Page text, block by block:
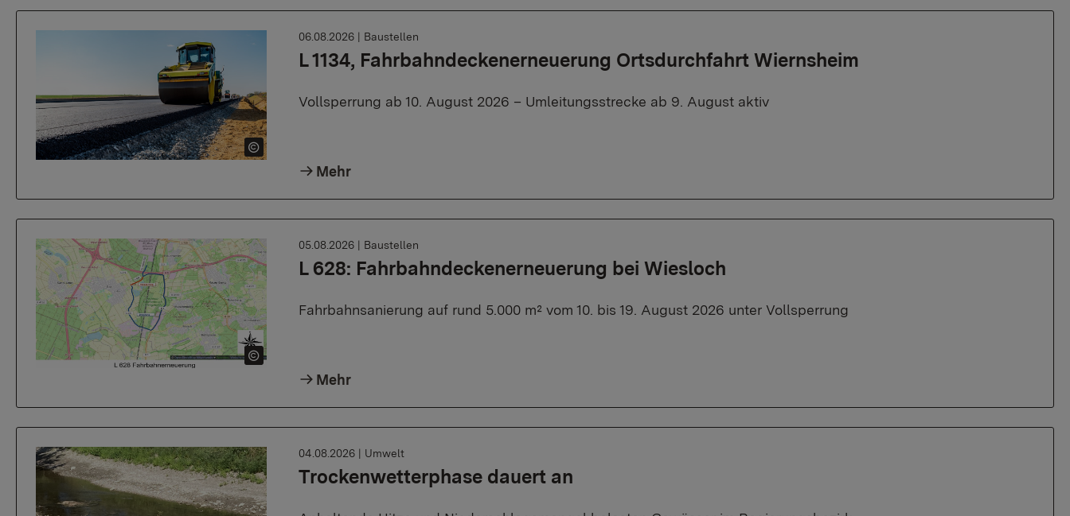
L 1134, Fahrbahndeckenerneuerung Ortsdurchfahrt Wiernsheim
06.08.2026 | Baustellen
Vollsperrung ab 10. August 2026 – Umleitungsstrecke ab 9. August aktiv
Mehr
L 628: Fahrbahndeckenerneuerung bei Wiesloch
05.08.2026 | Baustellen
Fahrbahnsanierung auf rund 5.000 m² vom 10. bis 19. August 2026 unter Vollsperrung
Mehr
Trockenwetterphase dauert an
04.08.2026 | Umwelt